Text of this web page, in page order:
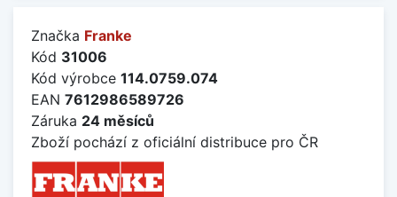
Značka Franke
Kód 31006
Kód výrobce 114.0759.074
EAN 7612986589726
Záruka 24 měsíců
Zboží pochází z oficiální distribuce pro ČR